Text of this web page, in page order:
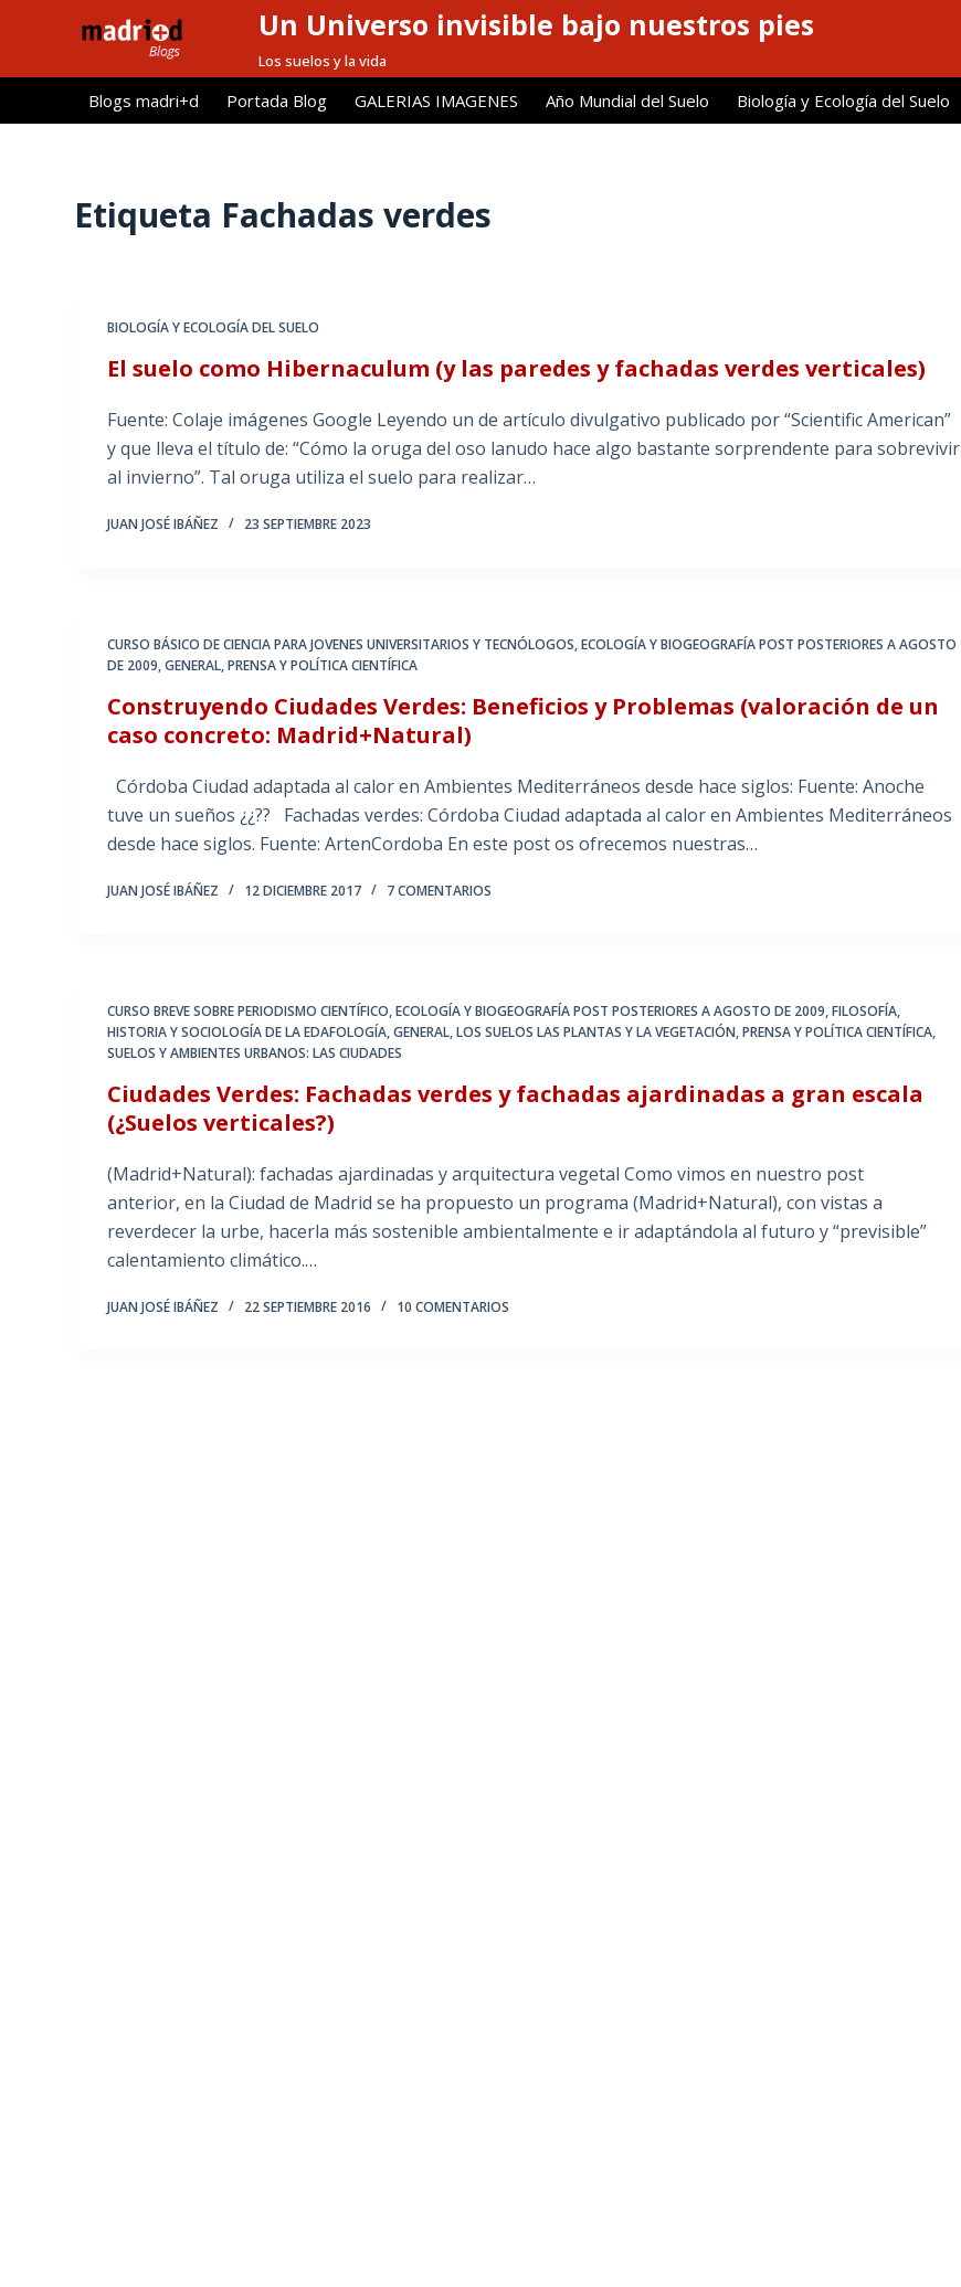
l
Un Universo invisible bajo nuestros pies
Los suelos y la vida
Blogs madri+d Portada Blog GALERIAS IMAGENES Año Mundial del Suelo Biología y Ecología del Suelo
Etiqueta Fachadas verdes
BIOLOGÍA Y ECOLOGÍA DEL SUELO
El suelo como Hibernaculum (y las paredes y fachadas verdes verticales)
Fuente: Colaje imágenes Google Leyendo un de artículo divulgativo publicado por “Scientific American”
y que lleva el título de: “Cómo la oruga del oso lanudo hace algo bastante sorprendente para sobrevivir
al invierno”. Tal oruga utiliza el suelo para realizar…
JUAN JOSÉ IBÁÑEZ 23 SEPTIEMBRE 2023
CURSO BÁSICO DE CIENCIA PARA JOVENES UNIVERSITARIOS Y TECNÓLOGOS,ECOLOGÍA Y BIOGEOGRAFÍA POST POSTERIORES A AGOSTO
DE 2009,GENERAL,PRENSA Y POLÍTICA CIENTÍFICA
Construyendo Ciudades Verdes: Beneficios y Problemas (valoración de un
caso concreto: Madrid+Natural)
Córdoba Ciudad adaptada al calor en Ambientes Mediterráneos desde hace siglos: Fuente: Anoche
tuve un sueños ¿¿?? Fachadas verdes: Córdoba Ciudad adaptada al calor en Ambientes Mediterráneos
desde hace siglos. Fuente: ArtenCordoba En este post os ofrecemos nuestras…
JUAN JOSÉ IBÁÑEZ 12 DICIEMBRE 2017 7 COMENTARIOS
CURSO BREVE SOBRE PERIODISMO CIENTÍFICO,ECOLOGÍA Y BIOGEOGRAFÍA POST POSTERIORES A AGOSTO DE 2009,FILOSOFÍA,
HISTORIA Y SOCIOLOGÍA DE LA EDAFOLOGÍA,GENERAL,LOS SUELOS LAS PLANTAS Y LA VEGETACIÓN,PRENSA Y POLÍTICA CIENTÍFICA,
SUELOS Y AMBIENTES URBANOS: LAS CIUDADES
Ciudades Verdes: Fachadas verdes y fachadas ajardinadas a gran escala
(¿Suelos verticales?)
(Madrid+Natural): fachadas ajardinadas y arquitectura vegetal Como vimos en nuestro post
anterior, en la Ciudad de Madrid se ha propuesto un programa (Madrid+Natural), con vistas a
reverdecer la urbe, hacerla más sostenible ambientalmente e ir adaptándola al futuro y “previsible”
calentamiento climático.…
JUAN JOSÉ IBÁÑEZ 22 SEPTIEMBRE 2016 10 COMENTARIOS